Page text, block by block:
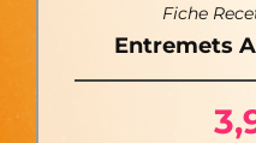
Fiche
Entremets